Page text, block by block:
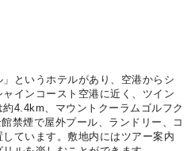
というホテルがあり、空港からシ
インコースト空港に近く、ツイン
4.4km、マウントクーラムゴルフク
禁煙で屋外プール、ランドリー、コ
ています。敷地内にはツアー案内